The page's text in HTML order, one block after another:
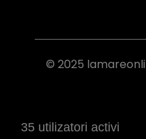
© 2025
35 utilizatori activi